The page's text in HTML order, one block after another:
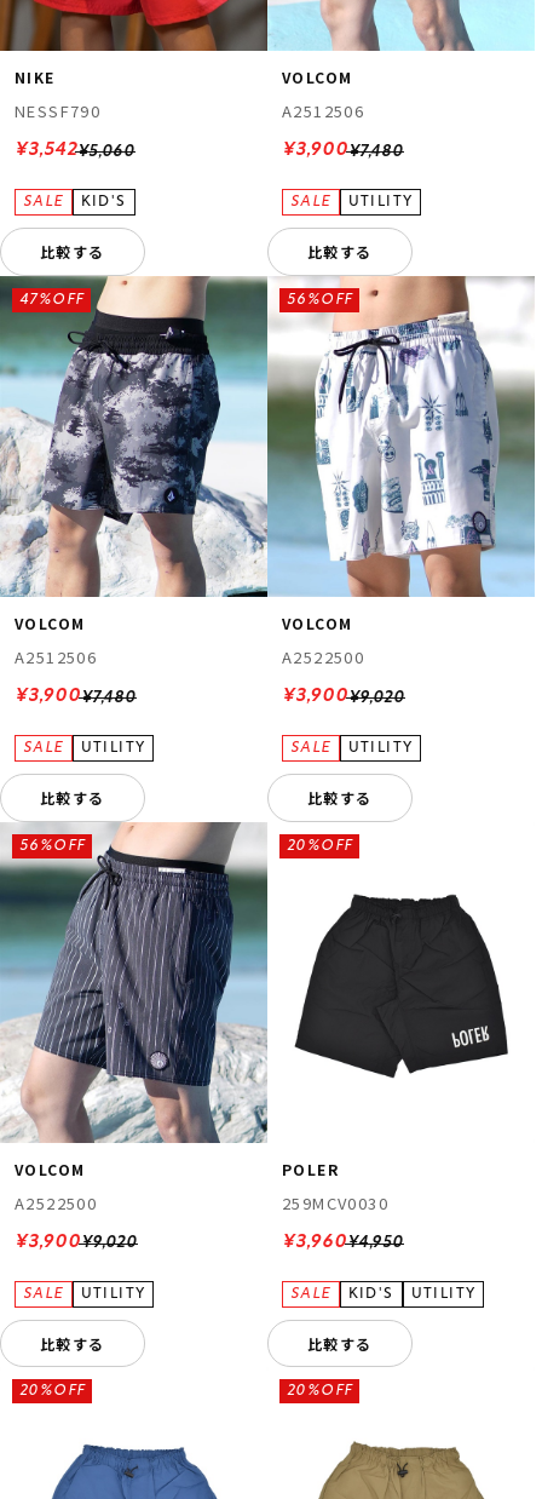
NIKE
NESSF790
¥5,060
¥3,542
比較する
VOLCOM
A2512506
¥7,480
¥3,900
比較する
VOLCOM
A2512506
¥7,480
47%OFF
¥3,900
比較する
VOLCOM
A2522500
¥9,020
56%OFF
¥3,900
比較する
VOLCOM
A2522500
¥9,020
56%OFF
¥3,900
比較する
POLER
259MCV0030
¥4,950
20%OFF
¥3,960
比較する
20%OFF 20%OFF